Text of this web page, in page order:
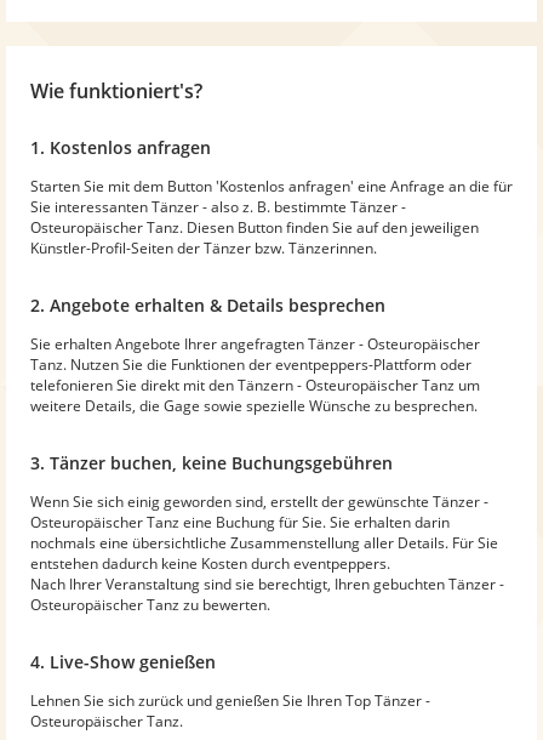
Wie funktioniert's?
1. Kostenlos anfragen
Starten Sie mit dem Button 'Kostenlos anfragen' eine Anfrage an die für
Sie interessanten Tänzer - also z. B. bestimmte Tänzer -
Osteuropäischer Tanz. Diesen Button finden Sie auf den jeweiligen
Künstler-Profil-Seiten der Tänzer bzw. Tänzerinnen.
2. Angebote erhalten & Details besprechen
Sie erhalten Angebote Ihrer angefragten Tänzer - Osteuropäischer
Tanz. Nutzen Sie die Funktionen der eventpeppers-Plattform oder
telefonieren Sie direkt mit den Tänzern - Osteuropäischer Tanz um
weitere Details, die Gage sowie spezielle Wünsche zu besprechen.
3. Tänzer buchen, keine Buchungsgebühren
Wenn Sie sich einig geworden sind, erstellt der gewünschte Tänzer -
Osteuropäischer Tanz eine Buchung für Sie. Sie erhalten darin
nochmals eine übersichtliche Zusammenstellung aller Details. Für Sie
entstehen dadurch keine Kosten durch eventpeppers.
Nach Ihrer Veranstaltung sind sie berechtigt, Ihren gebuchten Tänzer -
Osteuropäischer Tanz zu bewerten.
4. Live-Show genießen
Lehnen Sie sich zurück und genießen Sie Ihren Top Tänzer -
Osteuropäischer Tanz.